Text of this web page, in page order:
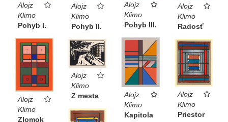
Alojz
Klimo
Pohyb I.
Alojz
Klimo
Pohyb II.
Alojz
Klimo
Pohyb III.
Alojz
Klimo
Radosť
Alojz
Klimo
Kapitola
Alojz
Klimo
Zlomok
Alojz
Klimo
Z mesta
Alojz
Klimo
Priestor